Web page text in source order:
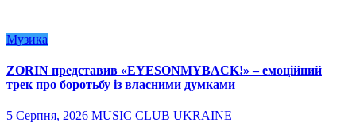
Музика
ZORIN представив «EYESONMYBACK!» – емоційний
трек про боротьбу із власними думками
5 Серпня, 2026 MUSIC CLUB UKRAINE